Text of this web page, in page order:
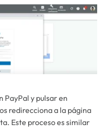
PayPal y pulsar en
redirecciona a la página
Este proceso es similar